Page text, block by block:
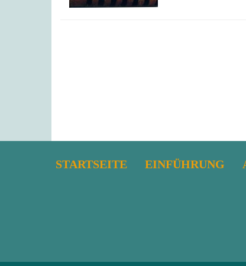
STARTSEITE EINFÜHRUNG